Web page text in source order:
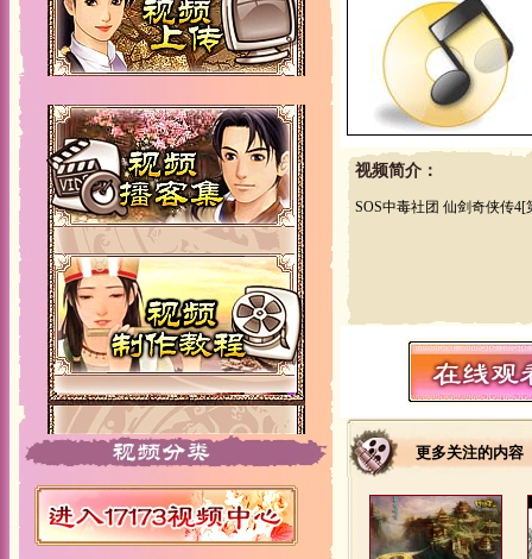
视频简介：
SOS中毒社团 仙剑奇侠传4[
更多关注的内容